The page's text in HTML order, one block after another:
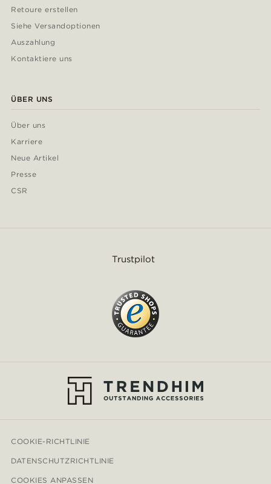
Retoure erstellen
Siehe Versandoptionen
Auszahlung
Kontaktiere uns
ÜBER UNS
Über uns
Karriere
Neue Artikel
Presse
CSR
Trustpilot
COOKIE-RICHTLINIE
DATENSCHUTZRICHTLINIE
COOKIES ANPASSEN